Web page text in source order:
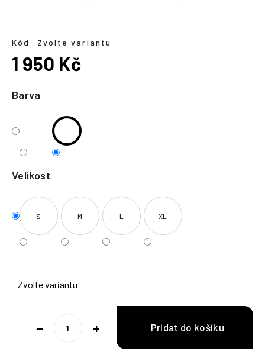
Barva
Velikost
S M L XL
Zvolte variantu
+
−
Kód: Zvolte variantu
1 950 Kč
cena:
í
t
?
HLEDAT